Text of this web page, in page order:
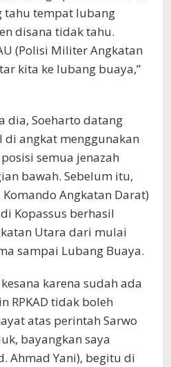
tahu tempat lubang
disana tidak tahu.
(Polisi Militer Angkatan
kita ke lubang buaya,”
dia, Soeharto datang
angkat menggunakan
semua jenazah
bawah. Sebelum itu,
Komando Angkatan Darat)
Kopassus berhasil
Utara dari mulai
sampai Lubang Buaya.
karena sudah ada
RPKAD tidak boleh
atas perintah Sarwo
bayangkan saya
Ahmad Yani), begitu di